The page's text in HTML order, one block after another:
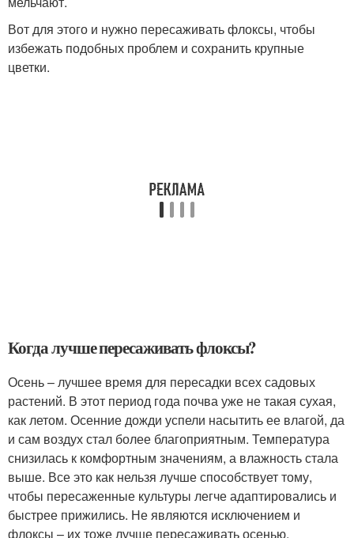
Вот для этого и нужно пересаживать флоксы, чтобы
избежать подобных проблем и сохранить крупные
цветки.
Когда лучше пересаживать флоксы?
Осень – лучшее время для пересадки всех садовых
растений. В этот период года почва уже не такая сухая,
как летом. Осенние дожди успели насытить ее влагой, да
и сам воздух стал более благоприятным. Температура
снизилась к комфортным значениям, а влажность стала
выше. Все это как нельзя лучше способствует тому,
чтобы пересаженные культуры легче адаптировались и
быстрее прижились. Не являются исключением и
флоксы – их тоже лучше пересаживать осенью,